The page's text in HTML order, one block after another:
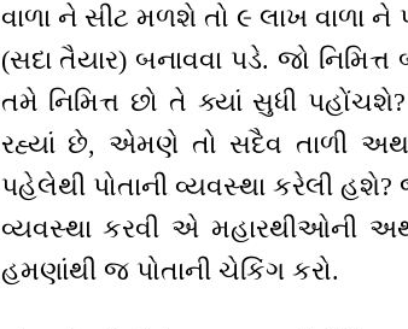
વાળા ને સીટ મળશે તો ૯ લાખ વાળા
(સદા તૈયાર) બનાવવા પડે. જો
તમે નિમિત્ત છો તે ક્યાં સુધી
રહ્યાં છે, એમણે તો સદૈવ તાળી
પહેલેથી પોતાની વ્યવસ્થા કરેલી હશે?
વ્યવસ્થા કરવી એ મહારથીઓની
હમણાંથી જ પોતાની ચેકિંગ કરો.